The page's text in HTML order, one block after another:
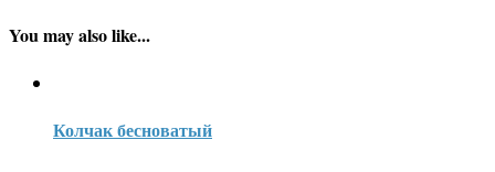
You may also like...
Колчак бесноватый